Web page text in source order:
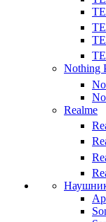
Nothing
Realme